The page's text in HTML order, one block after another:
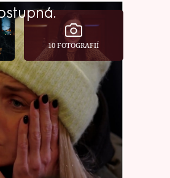
10 FOTOGRAFIÍ
Tuňák,
nikdo nevzal
věci stále
Mia se nyní k